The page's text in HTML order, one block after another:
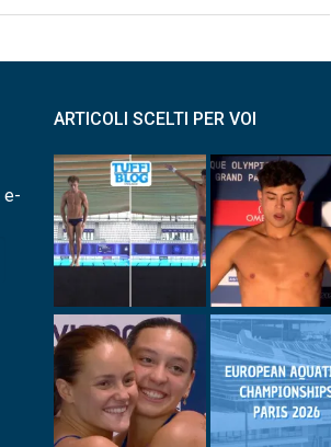
e-
ARTICOLI SCELTI PER VOI